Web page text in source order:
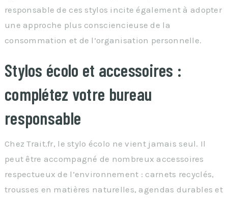
responsable de ces stylos incite également à adopter
une approche plus consciencieuse de la
consommation et de l’organisation personnelle.
Stylos écolo et accessoires :
complétez votre bureau
responsable
Chez Trait.fr, le stylo écolo ne vient jamais seul. Il
peut être accompagné de nombreux accessoires
respectueux de l’environnement : carnets recyclés,
trousses en matières naturelles, agendas durables et